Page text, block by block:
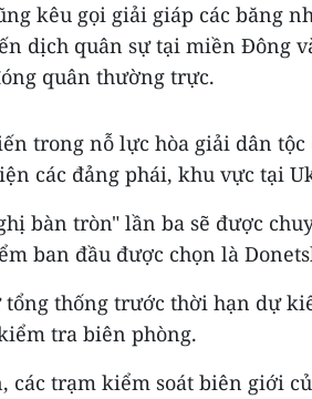
kêu gọi giải giáp các băng
dịch quân sự tại miền Đông
quân thường trực.
trong nỗ lực hòa giải dân tộc
các đảng phái, khu vực tại
bàn tròn" lần ba sẽ được
ban đầu được chọn là
thống trước thời hạn dự
tra biên phòng.
các trạm kiểm soát biên giới